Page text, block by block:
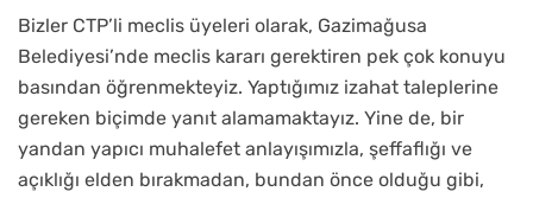
Bizler CTP’li meclis üyeleri olarak, Gazimağusa
Belediyesi’nde meclis kararı gerektiren pek çok konuyu
basından öğrenmekteyiz. Yaptığımız izahat taleplerine
gereken biçimde yanıt alamamaktayız. Yine de, bir
yandan yapıcı muhalefet anlayışımızla, şeffaflığı ve
açıklığı elden bırakmadan, bundan önce olduğu gibi,